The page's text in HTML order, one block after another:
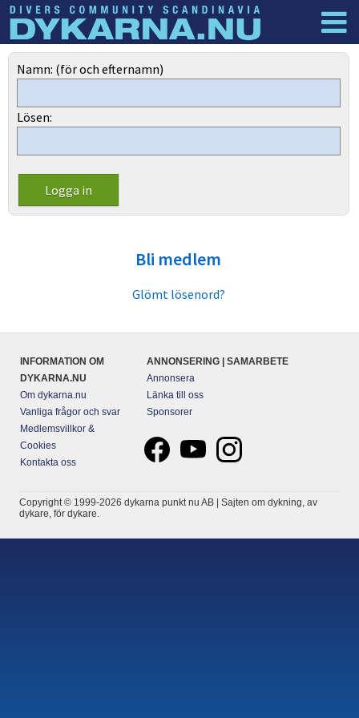
Dyknyheter
Namn: (för och efternamn)
Lösen:
Bli medlem
Glömt lösenord?
INFORMATION OM
DYKARNA.NU
Om dykarna.nu
Vanliga frågor och svar
Medlemsvillkor &
Cookies
Kontakta oss
ANNONSERING | SAMARBETE
Annonsera
Länka till oss
Sponsorer
Copyright © 1999-2026 dykarna punkt nu AB | Sajten om dykning, av
dykare, för dykare.